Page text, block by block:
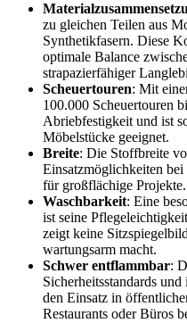
zu gleichen Teilen aus
Synthetikfasern. Diese
optimale Balance
strapazierfähiger
Scheuertouren: Mit
100.000 Scheuertouren
Abriebfestigkeit und ist
Möbelstücke geeignet.
Breite: Die Stoffbreite
Einsatzmöglichkeiten bei
für großflächige Projekte.
Waschbarkeit: Eine
ist seine
zeigt keine
wartungsarm macht.
Schwer entflammbar:
Sicherheitsstandards
den Einsatz in
Restaurants oder Büros